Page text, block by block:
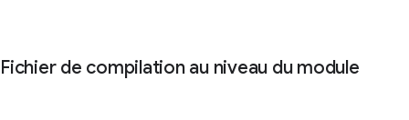
Fichier de compilation au niveau du module